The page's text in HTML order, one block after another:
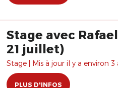
Stage avec
21 juillet)
Stage | Mis à jour il y a environ 3
PLUS D'INFOS